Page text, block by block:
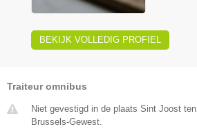
BEKIJK VOLLEDIG PROFIEL
Traiteur omnibus
Niet gevestigd in de plaats Sint Joost
Brussels-Gewest.